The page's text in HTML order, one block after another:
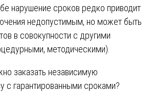
нарушение сроков редко приводит
недопустимым, но может быть
в совокупности с другими
методическими).
заказать независимую
с гарантированными сроками?